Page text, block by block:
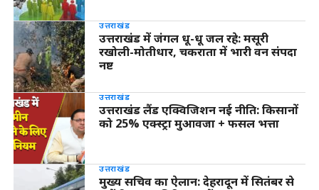
उत्तराखंड
उत्तराखंड में जंगल धू-धू जल रहे: मसूरी
रखोली-मोतीधार, चकराता में भारी वन संपदा
नष्ट
उत्तराखंड
उत्तराखंड लैंड एक्विजिशन नई नीति: किसानों
को 25% एक्स्ट्रा मुआवजा + फसल भत्ता
उत्तराखंड
मुख्य सचिव का ऐलान: देहरादून में सितंबर से